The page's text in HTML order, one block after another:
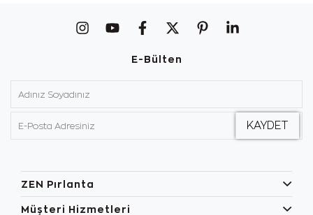
E-Bülten
ZEN Pırlanta
Müşteri Hizmetleri